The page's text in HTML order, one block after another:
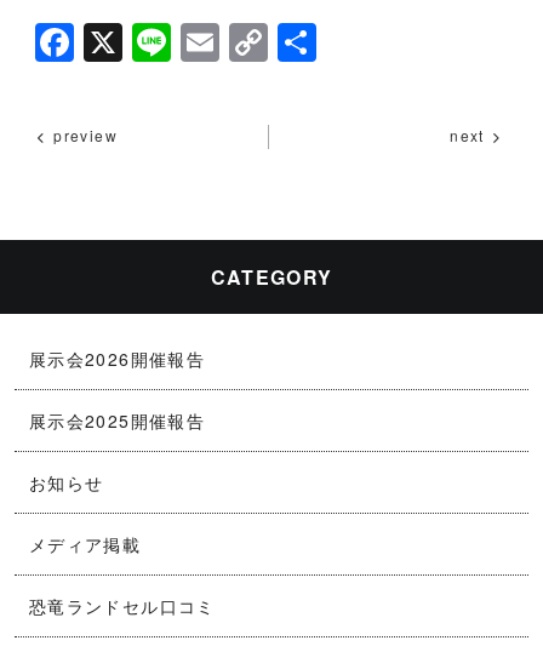
F
a
c
e
o
k
X Li
n
E
m
C
o
p
y
n
k
preview next
CATEGORY
展示会2026開催報告
展示会2025開催報告
お知らせ
メディア掲載
恐竜ランドセル口コミ